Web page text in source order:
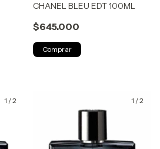
CHANEL BLEU EDT 100ML
$645.000
1 /2 1 /2